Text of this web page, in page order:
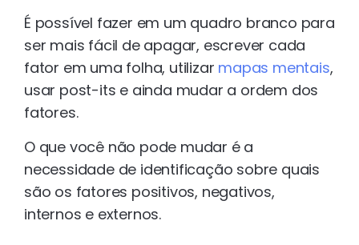
É possível fazer em um quadro branco para
ser mais fácil de apagar, escrever cada
fator em uma folha, utilizar mapas mentais,
usar post-its e ainda mudar a ordem dos
fatores.
O que você não pode mudar é a
necessidade de identificação sobre quais
são os fatores positivos, negativos,
internos e externos.